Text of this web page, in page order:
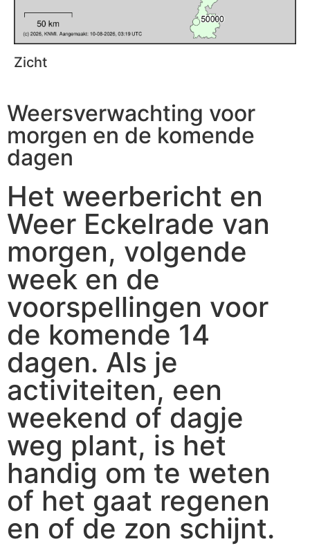
Zicht
Weersverwachting voor
morgen en de komende
dagen
Het weerbericht en
Weer Eckelrade van
morgen, volgende
week en de
voorspellingen voor
de komende 14
dagen. Als je
activiteiten, een
weekend of dagje
weg plant, is het
handig om te weten
of het gaat regenen
en of de zon schijnt.